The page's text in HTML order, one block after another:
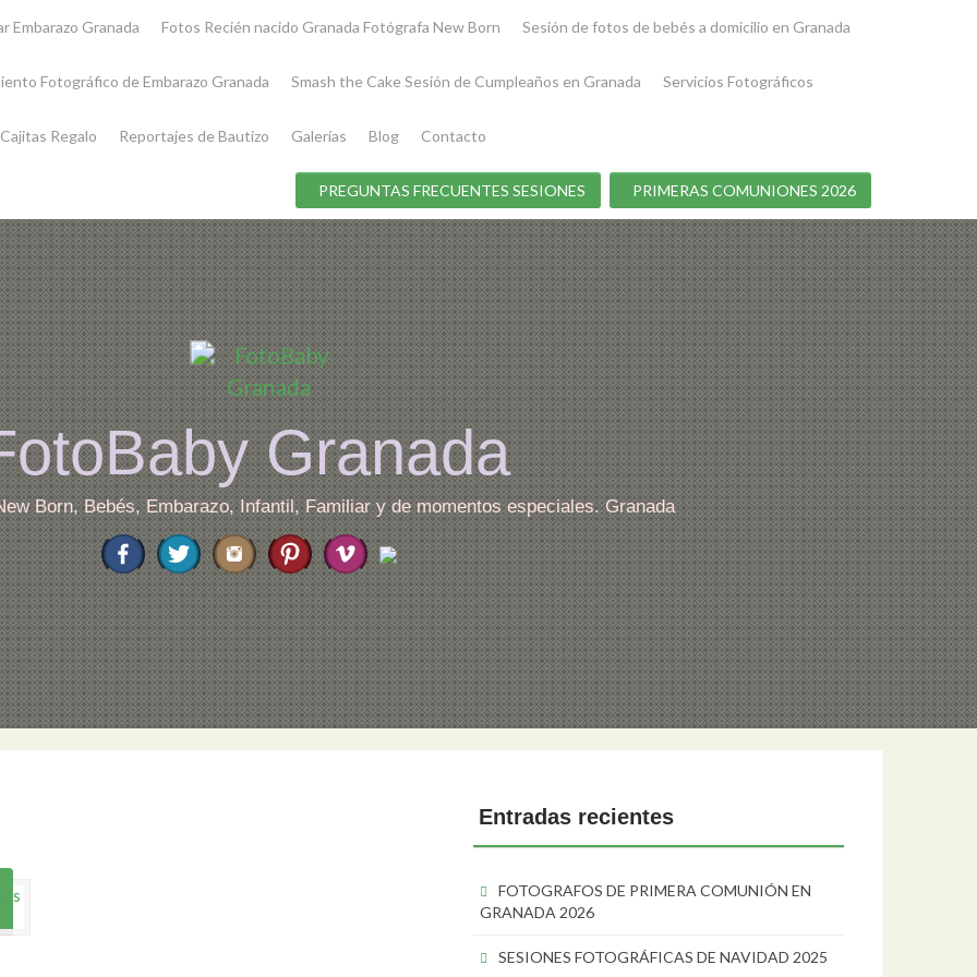
Embarazo Granada Fotos Recién nacido Granada Fotógrafa New Born Sesión de fotos de bebés a domicilio en Granada
Fotográfico de Embarazo Granada Smash the Cake Sesión de Cumpleaños en Granada Servicios Fotográficos
Cajitas Regalo Reportajes de Bautizo Galerías Blog Contacto
PREGUNTAS FRECUENTES SESIONES PRIMERAS COMUNIONES 2026
Granada
Born, Bebés, Embarazo, Infantil, Familiar y de momentos especiales. Granada
Entradas recientes
FOTOGRAFOS DE PRIMERA COMUNIÓN EN
GRANADA 2026
SESIONES FOTOGRÁFICAS DE NAVIDAD 2025